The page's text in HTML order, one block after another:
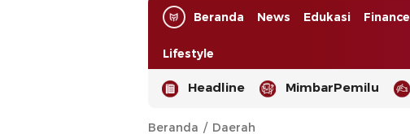
Beranda
News Edukasi Finance
Lifestyle
Headline MimbarPemilu
Beranda Daerah